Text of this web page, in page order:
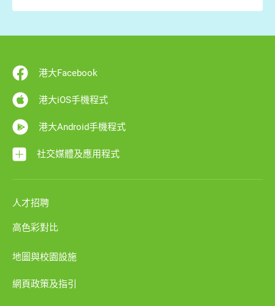
港大Facebook
港大iOS手機程式
港大Android手機程式
社交媒體及應用程式
人才招聘
高色彩對比
地圖與校園設施
網頁政策及指引